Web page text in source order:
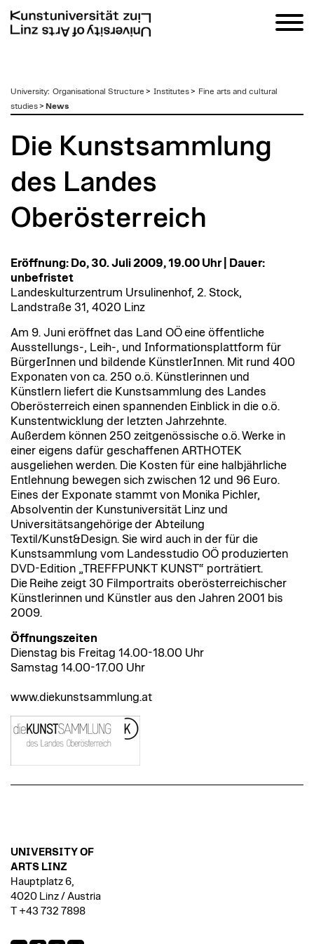
zum
Inhalt
University: Organisational Structure > Institutes> Fine arts and cultural
studies> News
Die Kunstsammlung
des Landes
Oberösterreich
Eröffnung: Do, 30. Juli 2009, 19.00 Uhr | Dauer:
unbefristet
Landeskulturzentrum Ursulinenhof, 2. Stock,
Landstraße 31, 4020 Linz
Am 9. Juni eröffnet das Land OÖ eine öffentliche
Ausstellungs-, Leih-, und Informationsplattform für
BürgerInnen und bildende KünstlerInnen. Mit rund 400
Exponaten von ca. 250 o.ö. Künstlerinnen und
Künstlern liefert die Kunstsammlung des Landes
Oberösterreich einen spannenden Einblick in die o.ö.
Kunstentwicklung der letzten Jahrzehnte.
Außerdem können 250 zeitgenössische o.ö. Werke in
einer eigens dafür geschaffenen ARTHOTEK
ausgeliehen werden. Die Kosten für eine halbjährliche
Entlehnung bewegen sich zwischen 12 und 96 Euro.
Eines der Exponate stammt von Monika Pichler,
Absolventin der Kunstuniversität Linz und
Universitätsangehörige der Abteilung
Textil/Kunst&Design. Sie wird auch in der für die
Kunstsammlung vom Landesstudio OÖ produzierten
DVD-Edition „TREFFPUNKT KUNST“ porträtiert.
Die Reihe zeigt 30 Filmportraits oberösterreichischer
Künstlerinnen und Künstler aus den Jahren 2001 bis
2009.
Öffnungszeiten
Dienstag bis Freitag 14.00-18.00 Uhr
Samstag 14.00-17.00 Uhr
www.diekunstsammlung.at
UNIVERSITY OF
ARTS LINZ
Hauptplatz 6,
4020 Linz / Austria
T +43 732 7898